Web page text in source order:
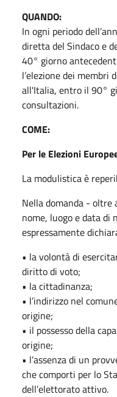
QUANDO:
In ogni periodo
diretta del Sindaco e
40° giorno
l’elezione dei membri
all'Italia, entro il 90°
consultazioni.
COME:
Per le Elezioni
La modulistica è
Nella domanda - oltre
nome, luogo e data di
espressamente
• la volontà di
diritto di voto;
• la cittadinanza;
• l’indirizzo nel
origine;
• il possesso della
origine;
• l’assenza di un
che comporti per lo
dell’elettorato attivo.